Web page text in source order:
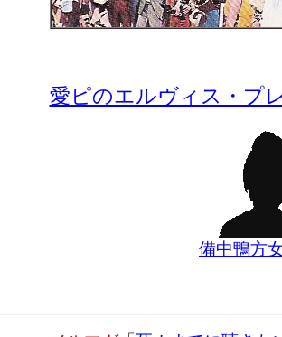
愛ピのエルヴィス・プ
備中鴨方